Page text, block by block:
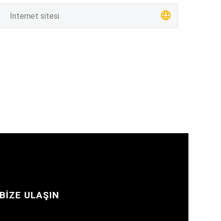
BIZE ULAŞIN